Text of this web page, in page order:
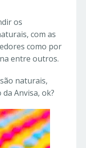
os
com as
como por
entre outros.
naturais,
Anvisa, ok?